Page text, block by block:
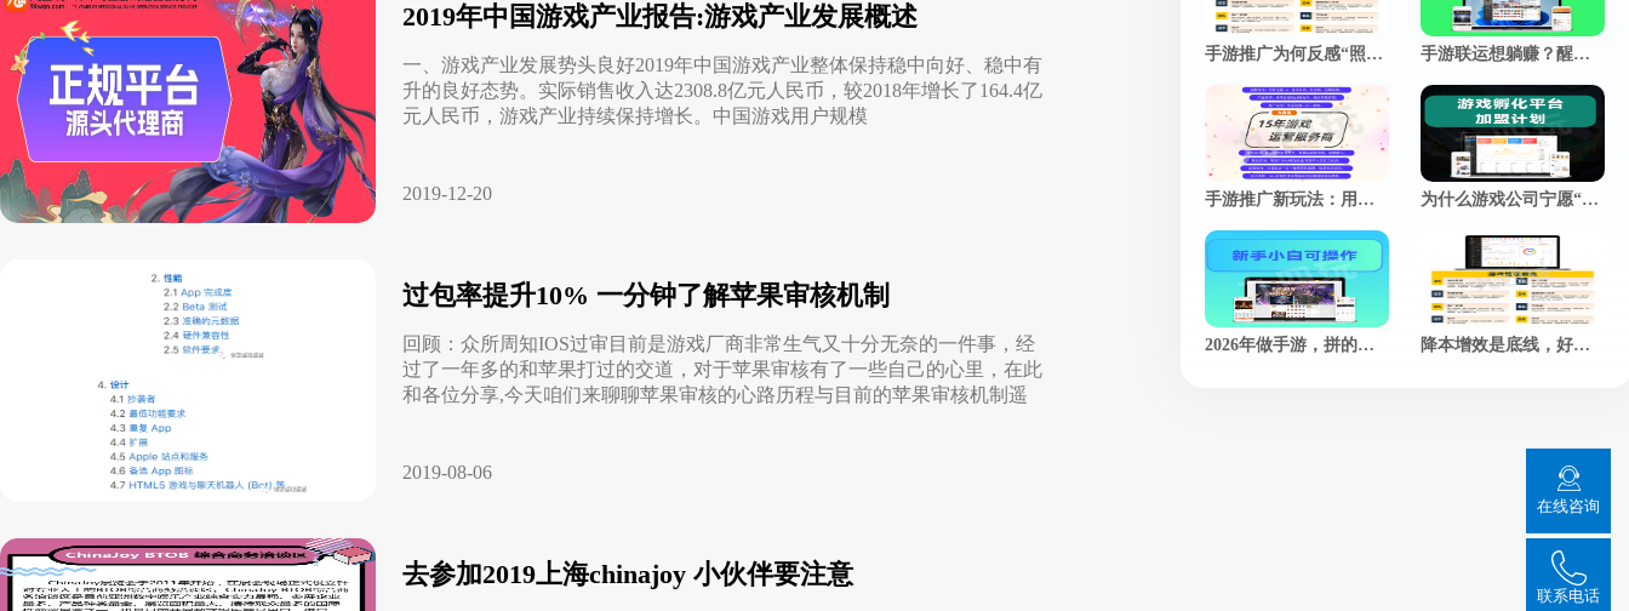
包含多款大厂S级游戏
2019年中国游戏产业报告:游戏产业发展概述
一、游戏产业发展势头良好2019年中国游戏产业整体保持稳中向好、稳中有
升的良好态势。实际销售收入达2308.8亿元人民币，较2018年增长了164.4亿
元人民币，游戏产业持续保持增长。中国游戏用户规模
2019-12-20
过包率提升10% 一分钟了解苹果审核机制
回顾：众所周知IOS过审目前是游戏厂商非常生气又十分无奈的一件事，经
过了一年多的和苹果打过的交道，对于苹果审核有了一些自己的心里，在此
和各位分享,今天咱们来聊聊苹果审核的心路历程与目前的苹果审核机制遥
2019-08-06
去参加2019上海chinajoy 小伙伴要注意
手游推广为何反感“照骗”？真实体验，才是留存的终极密码 手游联运想躺赚？醒醒！这几个运营细节，才是决定你收入的分水岭
手游推广新玩法：用朋友圈“人设”撬动真实用户关注 为什么游戏公司宁愿“慢工出细活”？揭秘细节控背后的商业智慧
2026年做手游，拼的不是技术，而是谁更懂玩家的心 降本增效是底线，好玩才是游戏的灵魂
在线咨询
联系电话